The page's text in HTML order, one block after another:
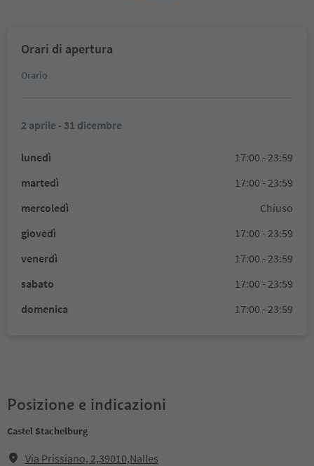
Orari di apertura
Orario
2 aprile - 31 dicembre
lunedì
17:00 - 23:59
martedì
17:00 - 23:59
mercoledì
Chiuso
giovedì
17:00 - 23:59
venerdì
17:00 - 23:59
sabato
17:00 - 23:59
domenica
17:00 - 23:59
Posizione e indicazioni
Castel Stachelburg
Via Prissiano, 2,39010,Nalles